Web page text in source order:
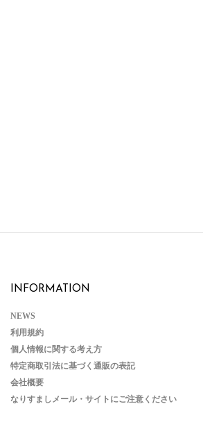
INFORMATION
NEWS
利用規約
個人情報に関する考え方
特定商取引法に基づく通販の表記
会社概要
なりすましメール・サイトにご注意ください